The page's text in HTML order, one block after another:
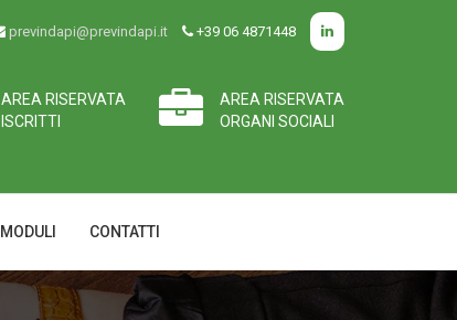
previndapi@previndapi.it +39 06 4871448
AREA RISERVATA
ISCRITTI
AREA RISERVATA
ORGANI SOCIALI
MODULI CONTATTI